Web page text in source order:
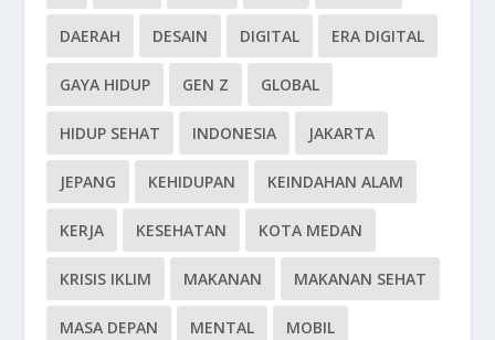
DAERAH DESAIN DIGITAL ERA DIGITAL
GAYA HIDUP GEN Z GLOBAL
HIDUP SEHAT INDONESIA JAKARTA
JEPANG KEHIDUPAN KEINDAHAN ALAM
KERJA KESEHATAN KOTA MEDAN
KRISIS IKLIM MAKANAN MAKANAN SEHAT
MASA DEPAN MENTAL MOBIL